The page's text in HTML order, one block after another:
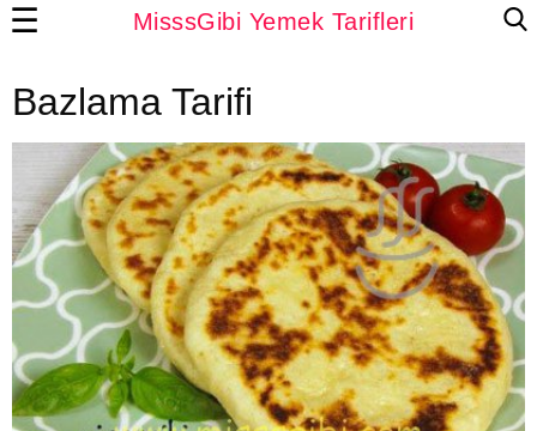
MisssGibi Yemek Tarifleri
☰
Bazlama Tarifi